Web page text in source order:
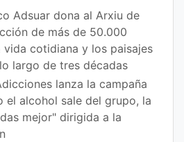
Adsuar dona al Arxiu de
de más de 50.000
vida cotidiana y los paisajes
largo de tres décadas
lanza la campaña
el alcohol sale del grupo, la
mejor" dirigida a la